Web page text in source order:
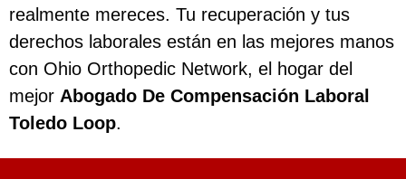
realmente mereces. Tu recuperación y tus
derechos laborales están en las mejores manos
con Ohio Orthopedic Network, el hogar del
mejor Abogado De Compensación Laboral
Toledo Loop.